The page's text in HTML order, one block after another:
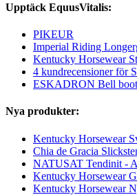
Upptäck EquusVitalis:
PIKEUR
Imperial Riding
Kentucky Horsewear
4 kundrecensioner för
ESKADRON Bell
Nya produkter:
Kentucky Horsewear
Chia de Gracia
NATUSAT Tendinit -
Kentucky Horsewear
Kentucky Horsewear